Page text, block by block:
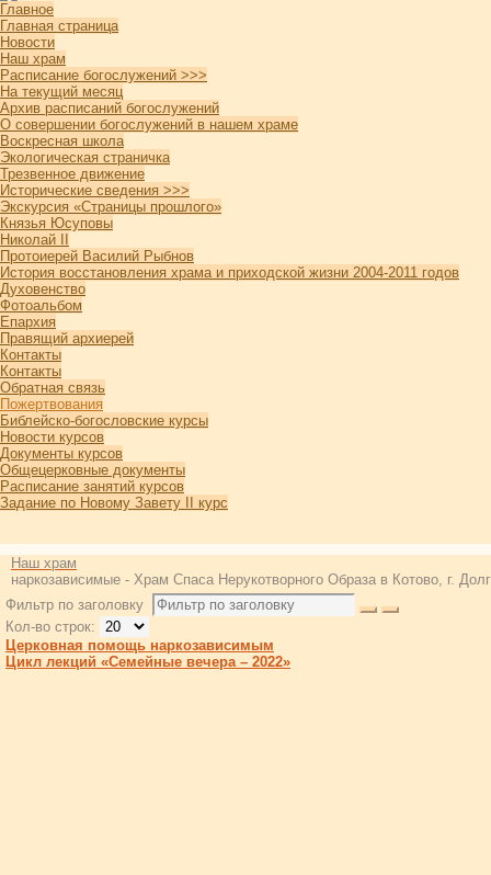
Главное
Главная страница
Новости
Наш храм
Расписание богослужений >>>
На текущий месяц
Архив расписаний богослужений
О совершении богослужений в нашем храме
Воскресная школа
Экологическая страничка
Трезвенное движение
Исторические сведения >>>
Экскурсия «Страницы прошлого»
Князья Юсуповы
Николай II
Протоиерей Василий Рыбнов
История восстановления храма и приходской жизни 2004-2011 годов
Духовенство
Фотоальбом
Епархия
Правящий архиерей
Контакты
Контакты
Обратная связь
Пожертвования
Библейско-богословские курсы
Новости курсов
Документы курсов
Общецерковные документы
Расписание занятий курсов
Задание по Новому Завету II курс
Наш храм
наркозависимые - Храм Спаса Нерукотворного Образа в Котово, г.
Фильтр по заголовку
Кол-во строк:
Церковная помощь наркозависимым
Цикл лекций «Семейные вечера – 2022»